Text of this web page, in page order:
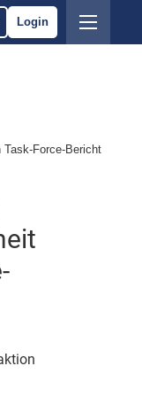
Login
Task-Force-Bericht